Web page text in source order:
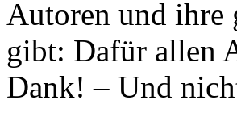
Autoren und ihre
gibt: Dafür allen
Dank! – Und